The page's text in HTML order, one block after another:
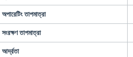
অপারেটিং তাপমাত্রা
সংরক্ষণ তাপমাত্রা
আর্দ্রতা